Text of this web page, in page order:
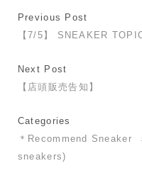
Previous Post
【7/5】 SNEAKER
Next Post
【店頭販売告知】
Categories
＊Recommend Sneaker
sneakers)